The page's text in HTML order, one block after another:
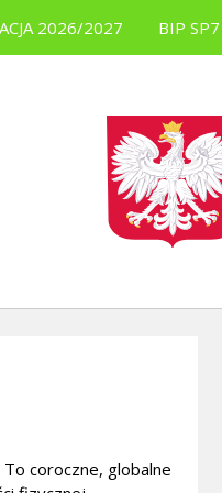
2026/2027 BIP SP7
coroczne, globalne